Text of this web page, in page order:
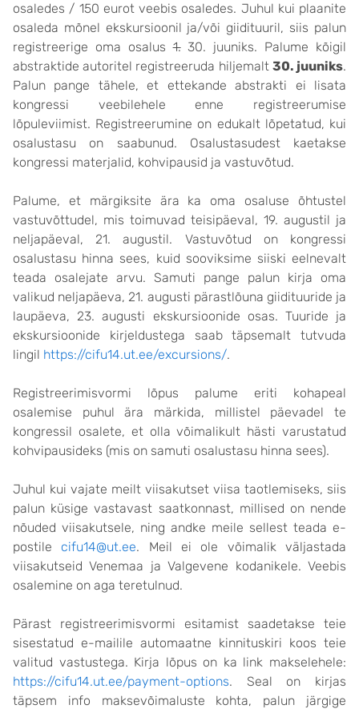
osaledes / 150 eurot veebis osaledes. Juhul kui plaanite
osaleda mõnel ekskursioonil ja/või giidituuril, siis palun
registreerige oma osalus1.30. juuniks. Palume kõigil
abstraktide autoritel registreeruda hiljemalt 30. juuniks.
Palun pange tähele, et ettekande abstrakti ei lisata
kongressi veebilehele enne registreerumise
lõpuleviimist. Registreerumine on edukalt lõpetatud, kui
osalustasu on saabunud. Osalustasudest kaetakse
kongressi materjalid, kohvipausid ja vastuvõtud.
Palume, et märgiksite ära ka oma osaluse õhtustel
vastuvõttudel, mis toimuvad teisipäeval, 19. augustil ja
neljapäeval, 21. augustil. Vastuvõtud on kongressi
osalustasu hinna sees, kuid sooviksime siiski eelnevalt
teada osalejate arvu. Samuti pange palun kirja oma
valikud neljapäeva, 21. augusti pärastlõuna giidituuride ja
laupäeva, 23. augusti ekskursioonide osas. Tuuride ja
ekskursioonide kirjeldustega saab täpsemalt tutvuda
lingil https://cifu14.ut.ee/excursions/.
Registreerimisvormi lõpus palume eriti kohapeal
osalemise puhul ära märkida, millistel päevadel te
kongressil osalete, et olla võimalikult hästi varustatud
kohvipausideks (mis on samuti osalustasu hinna sees).
Juhul kui vajate meilt viisakutset viisa taotlemiseks, siis
palun küsige vastavast saatkonnast, millised on nende
nõuded viisakutsele, ning andke meile sellest teada e-
postile cifu14@ut.ee. Meil ei ole võimalik väljastada
viisakutseid Venemaa ja Valgevene kodanikele. Veebis
osalemine on aga teretulnud.
Pärast registreerimisvormi esitamist saadetakse teie
sisestatud e-mailile automaatne kinnituskiri koos teie
valitud vastustega. Kirja lõpus on ka link makselehele:
https://cifu14.ut.ee/payment-options. Seal on kirjas
täpsem info maksevõimaluste kohta, palun järgige